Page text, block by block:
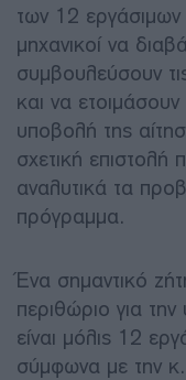
των 12 εργάσιμων
μηχανικοί να
συμβουλεύσουν
και να
υποβολή της
σχετική
αναλυτικά τα
πρόγραμμα.
Ένα σημαντικό
περιθώριο για
είναι μόλις 12
σύμφωνα με την